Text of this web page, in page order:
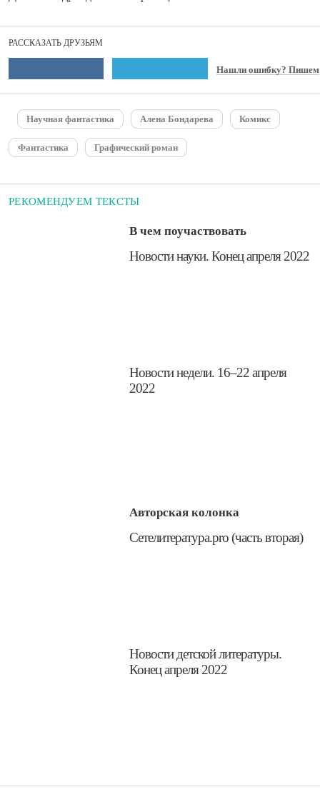
РАССКАЗАТЬ ДРУЗЬЯМ
Нашли ошибку? Пишем
Научная фантастика Алена Бондарева Комикс
Фантастика Графический роман
РЕКОМЕНДУЕМ ТЕКСТЫ
В чем поучаствовать
Новости науки. Конец апреля 2022
​Новости недели. 16–22 апреля
2022
Авторская колонка
​Сетелитература.pro (часть вторая)
​Новости детской литературы.
Конец апреля 2022